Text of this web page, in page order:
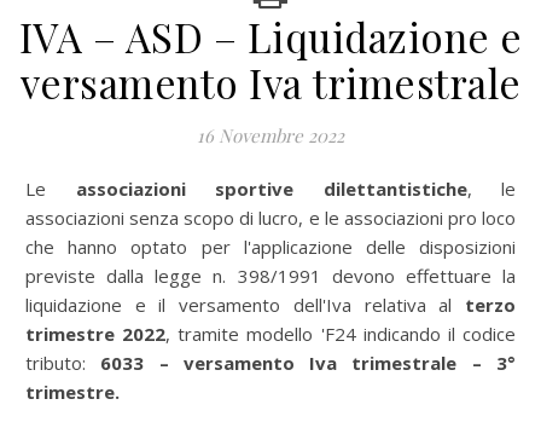
IVA – ASD – Liquidazione e
versamento Iva trimestrale
16 Novembre 2022
Le associazioni sportive dilettantistiche, le
associazioni senza scopo di lucro, e le associazioni pro loco
che hanno optato per l'applicazione delle disposizioni
previste dalla legge n. 398/1991 devono effettuare la
liquidazione e il versamento dell'Iva relativa al terzo
trimestre 2022, tramite modello 'F24 indicando il codice
tributo: 6033 – versamento Iva trimestrale – 3°
trimestre.